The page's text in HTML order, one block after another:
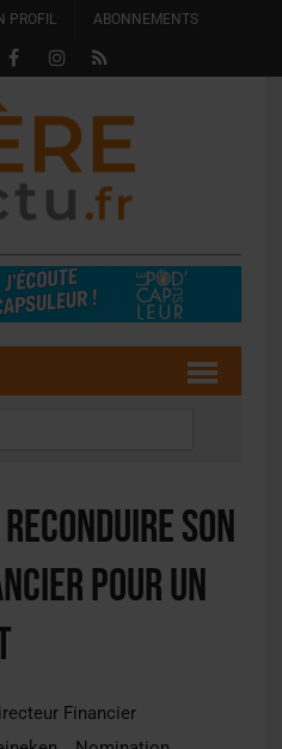
PROFIL ABONNEMENTS
son
pour un
Financier